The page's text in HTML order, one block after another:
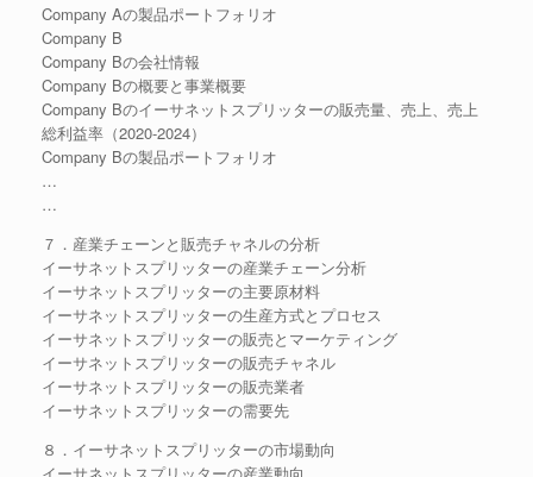
Company Aの製品ポートフォリオ
Company B
Company Bの会社情報
Company Bの概要と事業概要
Company Bのイーサネットスプリッターの販売量、売上、売上
総利益率（2020-2024）
Company Bの製品ポートフォリオ
…
…
７．産業チェーンと販売チャネルの分析
イーサネットスプリッターの産業チェーン分析
イーサネットスプリッターの主要原材料
イーサネットスプリッターの生産方式とプロセス
イーサネットスプリッターの販売とマーケティング
イーサネットスプリッターの販売チャネル
イーサネットスプリッターの販売業者
イーサネットスプリッターの需要先
８．イーサネットスプリッターの市場動向
イーサネットスプリッターの産業動向